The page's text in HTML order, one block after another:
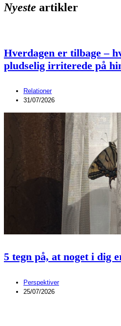
Nyeste artikler
Hverdagen er tilbage –
pludselig irriterede på
Relationer
31/07/2026
5 tegn på, at noget i dig
Perspektiver
25/07/2026